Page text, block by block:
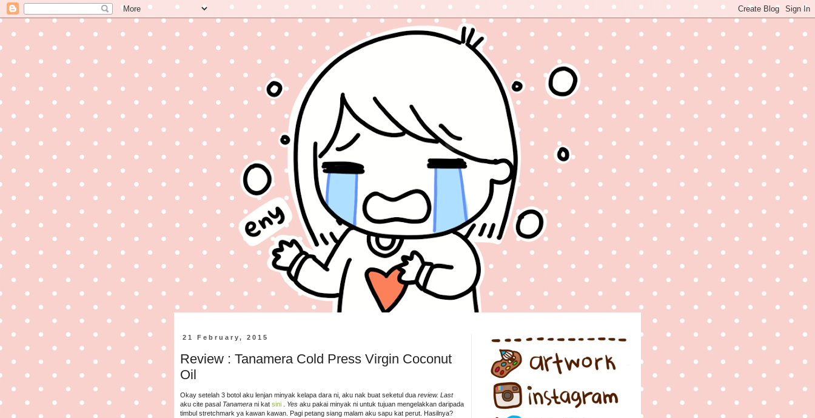
21 February, 2015
Review : Tanamera Cold Press Virgin Coconut
Oil
Okay setelah 3 botol aku lenjan minyak kelapa dara ni, aku nak buat seketul dua review. Last
aku cite pasal Tanamera ni kat sini Yes aku pakai minyak ni untuk tujuan mengelakkan daripada
timbul stretchmark ya kawan kawan. Pagi petang siang malam aku sapu kat perut. Hasilnya?